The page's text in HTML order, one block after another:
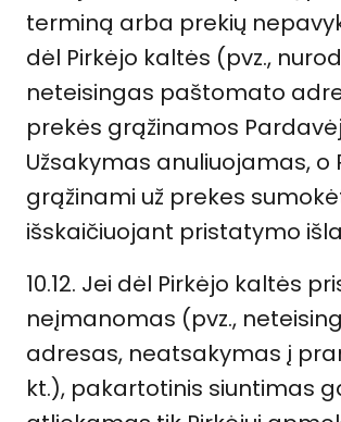
terminą arba prekių
dėl Pirkėjo kaltės (pvz.,
neteisingas paštomato
prekės grąžinamos
Užsakymas anuliuojamas, o
grąžinami už prekes
išskaičiuojant pristatymo
10.12. Jei dėl Pirkėjo kaltės
neįmanomas (pvz.,
adresas, neatsakymas į
kt.), pakartotinis siuntimas